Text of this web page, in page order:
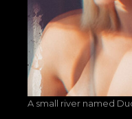
A small river named